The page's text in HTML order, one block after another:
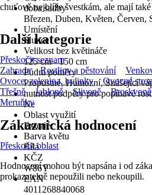
doba sadby
Březen, Duben, Květen, Červen,
Umístění
Slunce
Velikost bez květináče
125 cm - 150 cm
Půdní poměry
Propustné, Humózní, Snášející
nutnost podpěry pro popínavé
Ne
Oblast využití
Exteriér
Barva květu
Bílá
KČZ
W86Y
EAN
4011268840068
chuťově nejblíže švestkám, ale mají
Další kategorie
Přeskočit seznam
Zahrada
Rostliny a pěstování
Ovoce, zelenina, bylinky
Ovocné
Třešně
Jabloně Slivoně Broskvoně
Meruňky
Zákaznická hodnocení
Přeskočit oblast
Hodnocení mohou být napsána i od
prokazatelně nepoužili nebo nekoupili.